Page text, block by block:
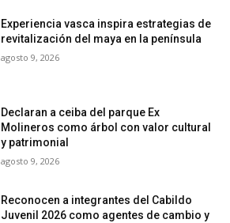
Experiencia vasca inspira estrategias de
revitalización del maya en la península
agosto 9, 2026
Declaran a ceiba del parque Ex
Molineros como árbol con valor cultural
y patrimonial
agosto 9, 2026
Reconocen a integrantes del Cabildo
Juvenil 2026 como agentes de cambio y